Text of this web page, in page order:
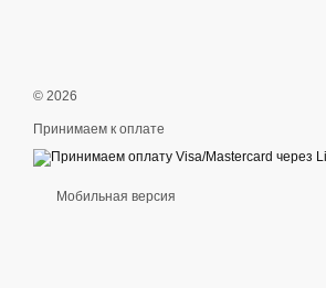
© 2026
Принимаем к оплате
Мобильная версия